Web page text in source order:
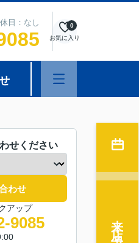
日：なし
お気に入り
0
せください
わせ
アップ
9085 来店予約